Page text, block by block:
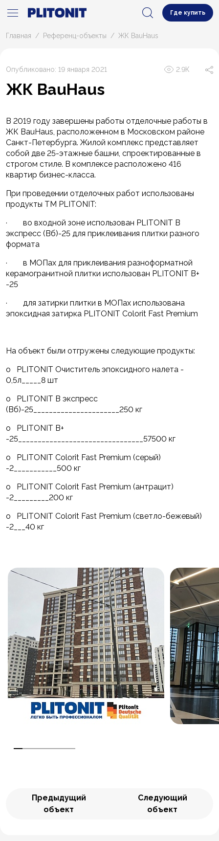
Где купить
Главная Референц-объекты ЖК BauHaus
Опубликовано: 19 января 2021 2.9К
ЖК BauHaus
В 2019 году завершены работы отделочные работы в
ЖК BauHaus, расположенном в Московском районе
Санкт-Петербурга. Жилой комплекс представляет
собой две 25-этажные башни, спроектированные в
строгом стиле. В комплексе расположено 416
квартир бизнес-класса.
При проведении отделочных работ использованы
продукты ТМ PLITONIT:
· во входной зоне использован PLITONIT В
экспресс (Вб)-25 для приклеивания плитки разного
формата
· в МОПах для приклеивания разноформатной
керамогранитной плитки использован PLITONIT В+
-25
· для затирки плитки в МОПах использована
эпоксидная затирка PLITONIT Colorit Fast Premium
На объект были отгружены следующие продукты:
o PLITONIT Очиститель эпоксидного налета -
0,5л_____8 шт
o PLITONIT В экспресс
(Вб)-25______________________250 кг
o PLITONIT В+
-25________________________________57500 кг
o PLITONIT Colorit Fast Premium (серый)
-2___________500 кг
o PLITONIT Colorit Fast Premium (антрацит)
-2_________200 кг
o PLITONIT Colorit Fast Premium (светло-бежевый)
-2___40 кг
Предыдущий
объект
Следующий
объект